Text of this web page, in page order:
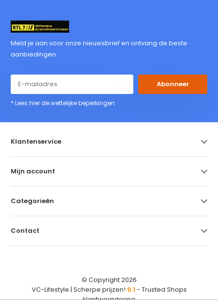
Meld je aan voor onze nieuwsbrief en ontvang de beste
aanbiedingen.
Abonneer
* Lees hier de wettelijke beperkingen
Klantenservice
Mijn account
Categorieën
Contact
© Copyright 2026
VC-Lifestyle | Scherpe prijzen! 9.1 - Trusted Shops